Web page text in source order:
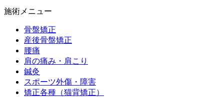
施術メニュー
骨盤矯正
産後骨盤矯正
腰痛
肩の痛み・肩こり
鍼灸
スポーツ外傷・障害
矯正各種（猫背矯正）